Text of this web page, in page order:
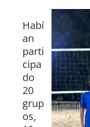
Habí
an
parti
cipa
do
20
grup
os,